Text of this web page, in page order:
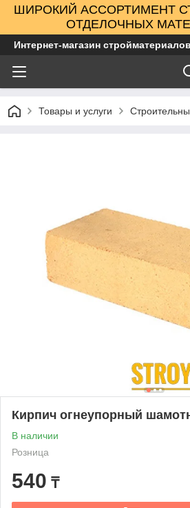
ШИРОКИЙ АССОРТИМЕНТ
ОТДЕЛОЧНЫХ
Интернет-магазин
Товары и услуги
Кирпич огнеупорный
В наличии
Розница
540 ₸